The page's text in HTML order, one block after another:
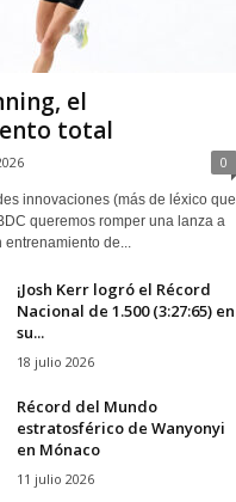
el
total
0
innovaciones (más de léxico que
queremos romper una lanza a
entrenamiento de...
¡Josh Kerr logró el Récord
Nacional de 1.500 (3:27:65) en
su...
18 julio 2026
Récord del Mundo
estratosférico de Wanyonyi
en Mónaco
11 julio 2026